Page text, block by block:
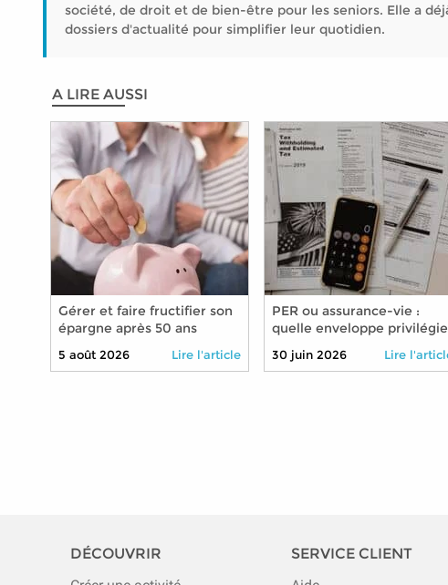
société, de droit et de bien-être pour les seniors. Elle a
dossiers d'actualité pour simplifier leur quotidien.
A LIRE AUSSI
Gérer et faire fructifier son
épargne après 50 ans
5 août 2026 Lire l'article
PER ou assurance-vie :
quelle enveloppe
2026 ?
30 juin 2026 Lire
DÉCOUVRIR
SERVICE CLIENT